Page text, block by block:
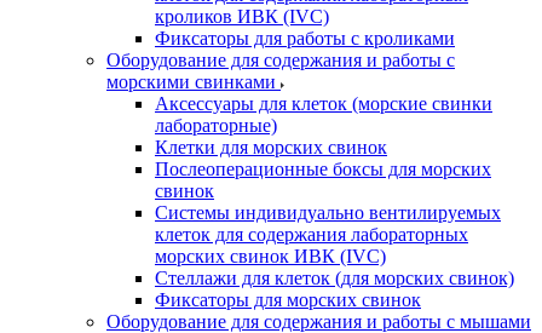
кроликов ИВК (IVC)
Фиксаторы для работы с кроликами
Оборудование для содержания и работы с
морскими свинками
Аксессуары для клеток (морские свинки
лабораторные)
Клетки для морских свинок
Послеоперационные боксы для морских
свинок
Системы индивидуально вентилируемых
клеток для содержания лабораторных
морских свинок ИВК (IVC)
Стеллажи для клеток (для морских свинок)
Фиксаторы для морских свинок
Оборудование для содержания и работы с мышами